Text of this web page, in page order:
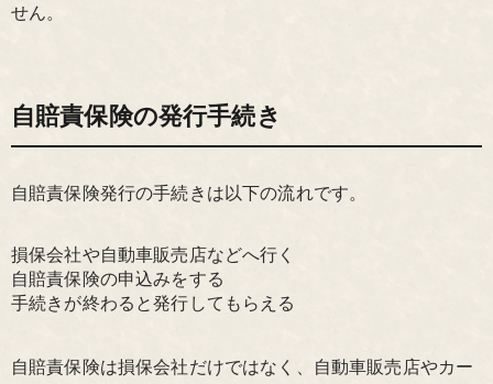
せん。
自賠責保険の発行手続き
自賠責保険発行の手続きは以下の流れです。
損保会社や自動車販売店などへ行く
自賠責保険の申込みをする
手続きが終わると発行してもらえる
自賠責保険は損保会社だけではなく、自動車販売店やカー